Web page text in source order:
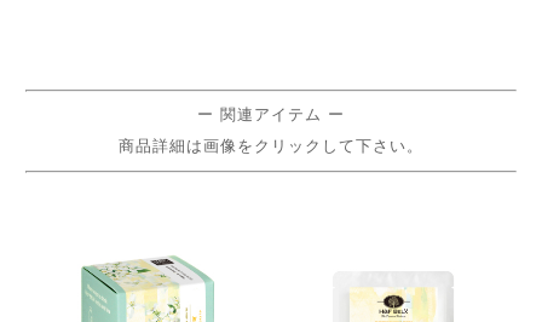
ー 関連アイテム ー
商品詳細は画像をクリックして下さい。